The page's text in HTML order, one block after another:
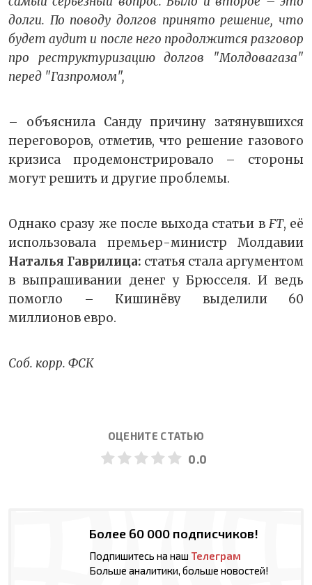
долги. По поводу долгов принято решение, что
будет аудит и после него продолжится разговор
про реструктуризацию долгов "Молдовагаза"
перед "Газпромом",
– объяснила Санду причину затянувшихся
переговоров, отметив, что решение газового
кризиса продемонстрировало – стороны
могут решить и другие проблемы.
Однако сразу же после выхода статьи в FT, её
использовала премьер-министр Молдавии
Наталья Гаврилица: статья стала аргументом
в выпрашивании денег у Брюсселя. И ведь
помогло – Кишинёву выделили 60
миллионов евро.
Соб. корр. ФСК
ОЦЕНИТЕ СТАТЬЮ
0.0
Более 60 000 подписчиков!
Подпишитесь на наш Телеграм
Больше аналитики, больше новостей!